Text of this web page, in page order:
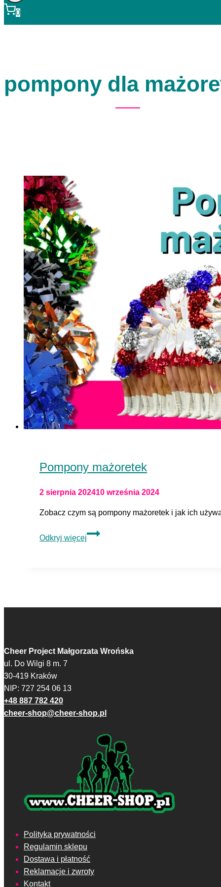
0
pompony dla
Pompony mażoretek
2 sierpnia 202410 września 2024
Zobacz czym są pompony mażoretek i jak ich
Odkryj więcej
Pompony
Cheer Project Małgorzata Wrońska
ul. Do Wilgi 8 m. 7
30-419 Kraków
NIP: 727 254 06 13
+48 887 782 420
cheer-shop@cheer-shop.pl
Polityka prywatności
Regulamin sklepu
Dostawa i płatność
Reklamacje i zwroty
Kontakt